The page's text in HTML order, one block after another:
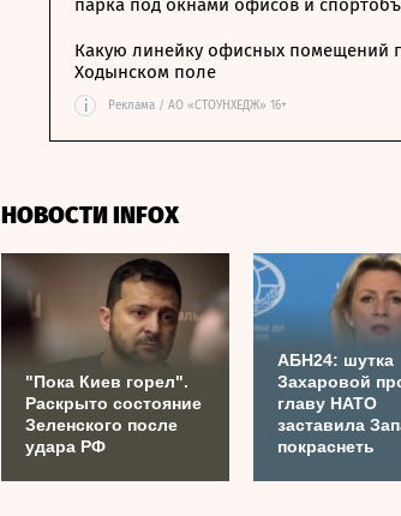
парка под окнами офисов и
Какую линейку офисных помещений
Ходынском поле
i Реклама / АО «СТОУНХЕДЖ» 16+
НОВОСТИ INFOX
"Пока Киев горел".
Раскрыто состояние
Зеленского после
удара РФ
АБН24: шутка
Захаровой
главу НАТО
заставила
покраснеть